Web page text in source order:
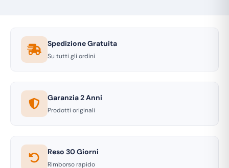
Spedizione Gratuita
Su tutti gli ordini
Garanzia 2 Anni
Prodotti originali
Reso 30 Giorni
Rimborso rapido